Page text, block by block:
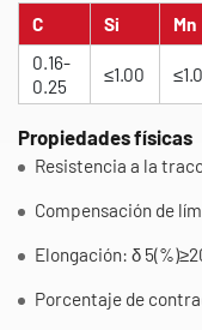
C Si Mn
0.16-
0.25
≤1.00
Propiedades físicas
Resistencia a la
Compensación de
Elongación: δ
Porcentaje de